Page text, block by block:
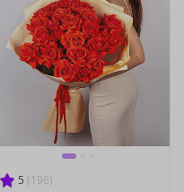
5 (196)